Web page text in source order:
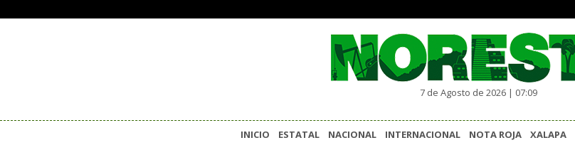
7 de Agosto de 2026 | 07:09
INICIO ESTATAL NACIONAL INTERNACIONAL NOTA ROJA XALAPA